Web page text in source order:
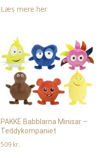
Læs mere her
PAKKE Babblarna Minisar –
Teddykompaniet
509 kr.